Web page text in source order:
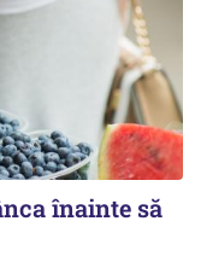
înainte să